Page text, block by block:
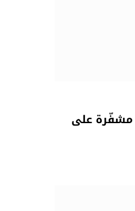
مشفّرة على